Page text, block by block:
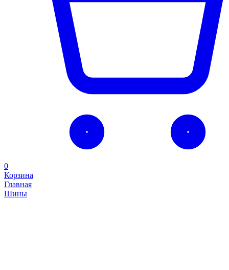
0
Корзина
Главная
Шины